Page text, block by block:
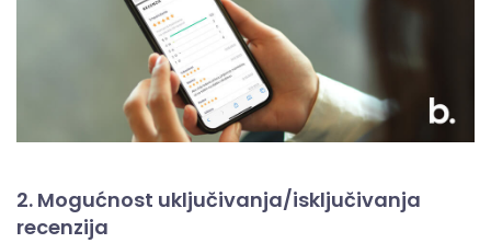
2. Mogućnost uključivanja/isključivanja
recenzija